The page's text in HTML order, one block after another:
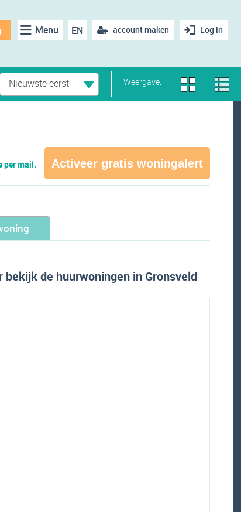
Log in
account maken
EN
Menu
Weergave:
Nieuwste eerst
per mail. Activeer gratis woningalert
de huurwoningen in Gronsveld